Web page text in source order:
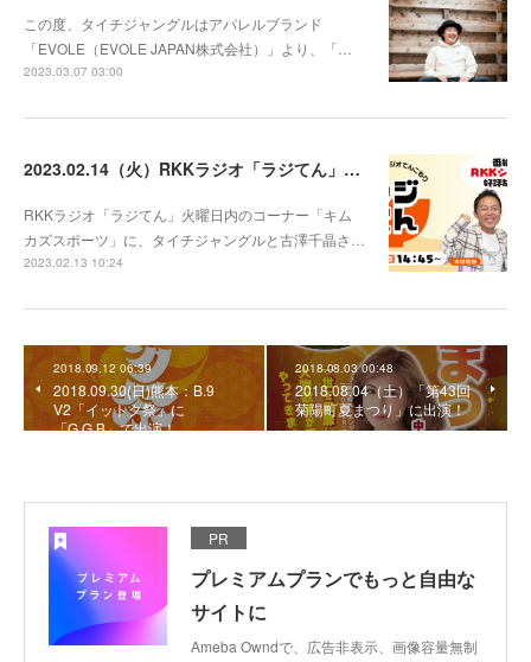
この度、タイチジャングルはアパレルブランド
「EVOLE（EVOLE JAPAN株式会社）」より、「…
2023.03.07 03:00
2023.02.14（火）RKKラジオ「ラジてん」に出演！
RKKラジオ「ラジてん」火曜日内のコーナー「キム
カズスポーツ」に、タイチジャングルと古澤千晶さ…
2023.02.13 10:24
2018.09.12 06:39
2018.09.30(日)熊本：B.9
V2「イットク祭」に
「G.G.B」で出演！
2018.08.03 00:48
2018.08.04（土）「第43回
菊陽町夏まつり」に出演！
PR
プレミアムプランでもっと自由な
サイトに
Ameba Owndで、広告非表示、画像容量無制